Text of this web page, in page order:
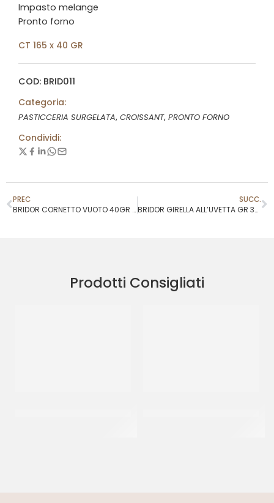
Impasto melange
Pronto forno
CT 165 x 40 GR
COD: BRID011
Categoria:
PASTICCERIA SURGELATA, CROISSANT, PRONTO FORNO
Condividi:
PREC
BRIDOR CORNETTO VUOTO 40GR COD.42750
SUCC.
BRIDOR GIRELLA ALL’UVETTA GR 30GR COD.42759
Prodotti Consigliati